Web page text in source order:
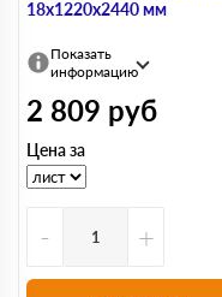
18х1220х2440 мм
Показать
информацию
2 809 руб
Цена за
- +